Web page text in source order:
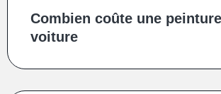
Combien coûte une
voiture